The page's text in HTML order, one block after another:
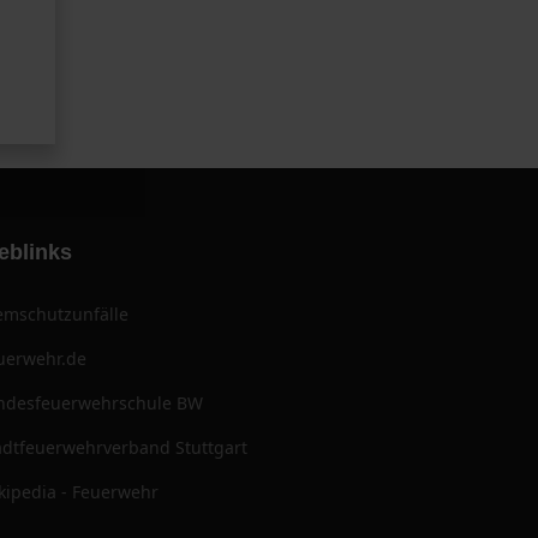
BW
Stuttgart
- Feuerwehr